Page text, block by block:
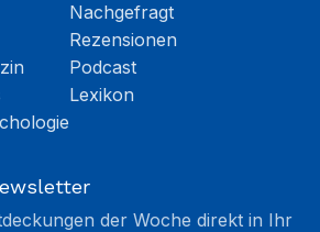
Nachgefragt
Rezensionen
Podcast
Lexikon
der Woche direkt in Ihr